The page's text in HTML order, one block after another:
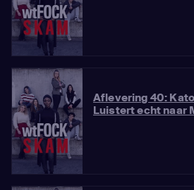
Aflevering 40:
Luistert echt naar